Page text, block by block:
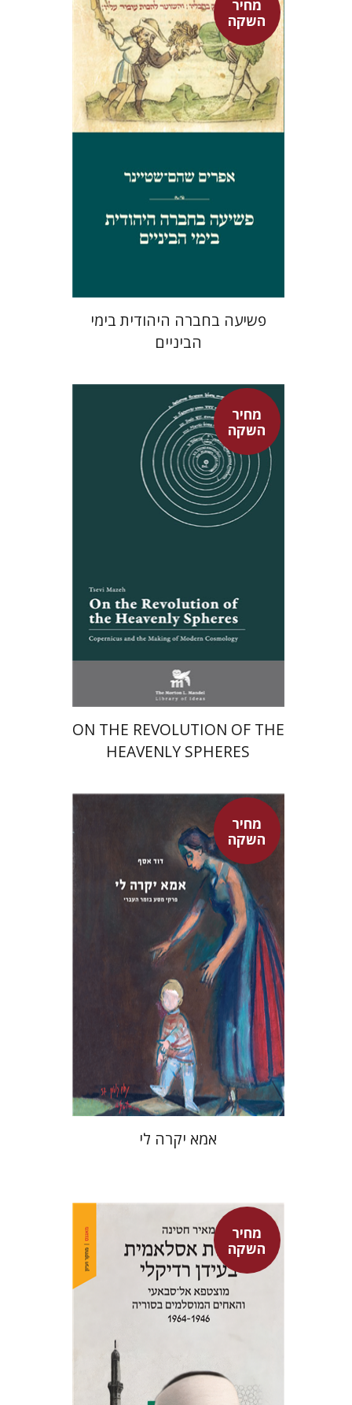
מחיר
השקה
אפרים שהם-שטיינר
מחיר השקה
$42
$29
פשיעה בחברה היהודית בימי
הביניים
מחיר
השקה
צבי מזא"ה
אלישבע הרשלר
מחיר השקה
ON THE REVOLUTION OF THE
HEAVENLY SPHERES
מחיר
השקהדוד אסף
מחיר השקה
$53
$37
אמא יקרה לי
מחיר
השקה
מאיר חטינה